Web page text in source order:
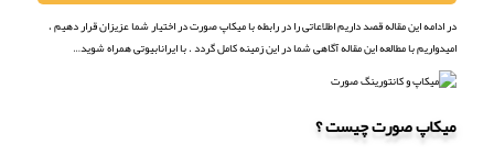
در ادامه این مقاله قصد داریم اطلاعاتی را در رابطه با میکاپ صورت در اختیار شما عزیزان قرار دهیم ،
امیدواریم با مطالعه این مقاله آگاهی شما در این زمینه کامل گردد . با ایرانابیوتی همراه شوید…
میکاپ صورت چیست ؟